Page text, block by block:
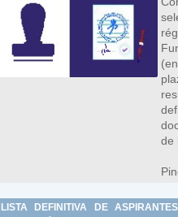
de
LISTA DEFINITIVA DE